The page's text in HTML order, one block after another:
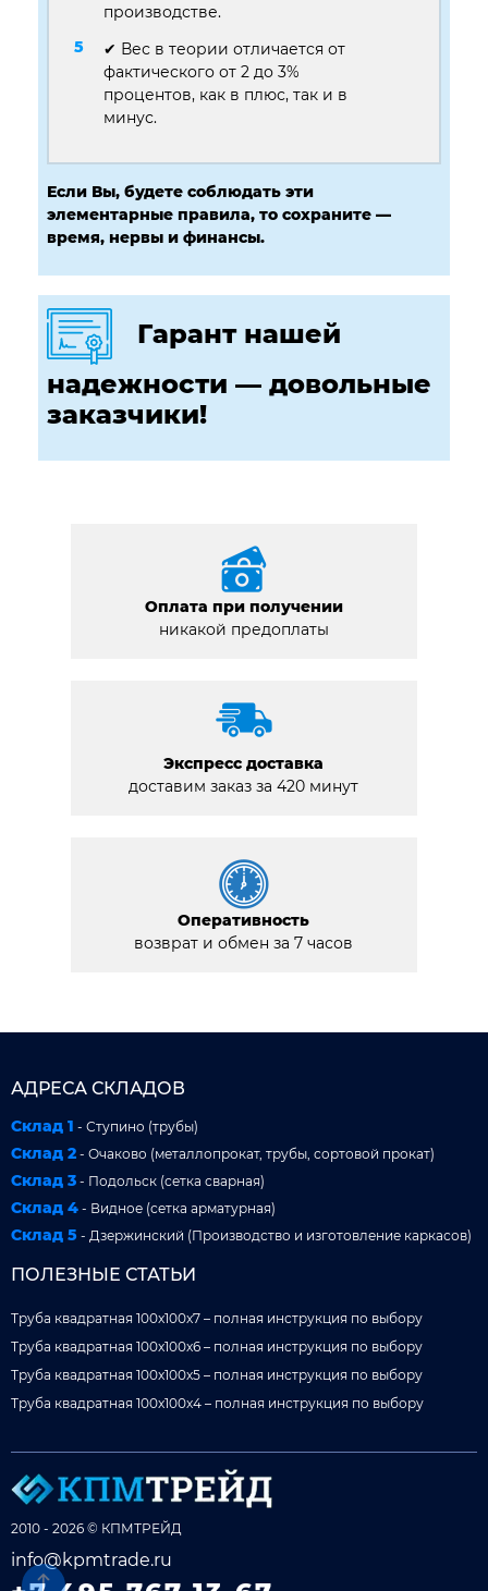
производстве.
✔ Вес в теории отличается от
фактического от 2 до 3%
процентов, как в плюс, так и в
минус.
Если Вы, будете соблюдать эти
элементарные правила, то сохраните —
время, нервы и финансы.
Гарант нашей
надежности — довольные
заказчики!
Оплата при получении
никакой предоплаты
Экспресс доставка
доставим заказ за 420 минут
Оперативность
возврат и обмен за 7 часов
АДРЕСА СКЛАДОВ
Склад 1 - Ступино (трубы)
Склад 2 - Очаково (металлопрокат, трубы, сортовой прокат)
Склад 3 - Подольск (сетка сварная)
Склад 4 - Видное (сетка арматурная)
Склад 5 - Дзержинский (Производство и изготовление каркасов)
ПОЛЕЗНЫЕ СТАТЬИ
Труба квадратная 100x100x7 – полная инструкция по выбору
Труба квадратная 100x100x6 – полная инструкция по выбору
Труба квадратная 100x100x5 – полная инструкция по выбору
Труба квадратная 100x100x4 – полная инструкция по выбору
2010 - 2026 © КПМТРЕЙД
info@kpmtrade.ru